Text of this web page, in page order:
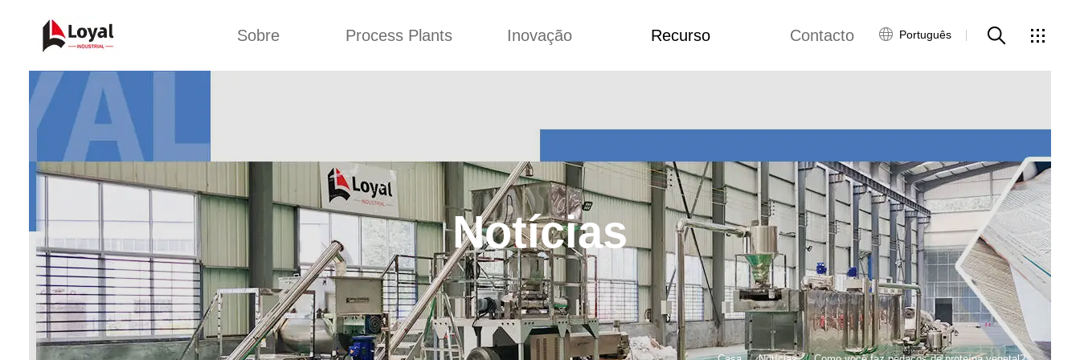
Sobre
Parceiros
Organizações
Culturas da
Empresa
Sobre nós
Process Plants
Linha de produção de ração
Linha de produção de
lanches fritos
Máquina de fazer carne de
soja
Linha de produção de
migalhas de pão
Inovação
Conceitos
Melhoria
Concepção
Recurso
Blog
Vídeo
Custome Reviews
Contacto
Contacte-nos
Português
Notícias